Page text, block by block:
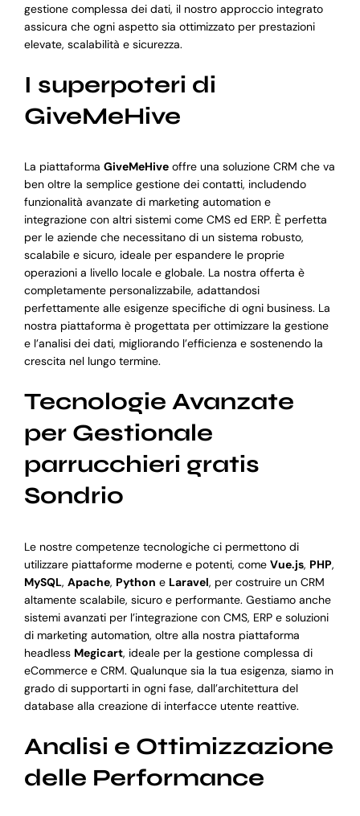
gestione complessa dei dati, il nostro approccio integrato
assicura che ogni aspetto sia ottimizzato per prestazioni
elevate, scalabilità e sicurezza.
I superpoteri di
GiveMeHive
La piattaforma GiveMeHiveoffre una soluzione CRM che va
ben oltre la semplice gestione dei contatti, includendo
funzionalità avanzate di marketing automation e
integrazione con altri sistemi come CMS ed ERP. È perfetta
per le aziende che necessitano di un sistema robusto,
scalabile e sicuro, ideale per espandere le proprie
operazioni a livello locale e globale. La nostra offerta è
completamente personalizzabile, adattandosi
perfettamente alle esigenze specifiche di ogni business. La
nostra piattaforma è progettata per ottimizzare la gestione
e l’analisi dei dati, migliorando l’efficienza e sostenendo la
crescita nel lungo termine.
Tecnologie Avanzate
per Gestionale
parrucchieri gratis
Sondrio
Le nostre competenze tecnologiche ci permettono di
utilizzare piattaforme moderne e potenti, come Vue.js, PHP,
MySQL, Apache, Python e Laravel, per costruire un CRM
altamente scalabile, sicuro e performante. Gestiamo anche
sistemi avanzati per l’integrazione con CMS, ERP e soluzioni
di marketing automation, oltre alla nostra piattaforma
headless Megicart, ideale per la gestione complessa di
eCommerce e CRM. Qualunque sia la tua esigenza, siamo in
grado di supportarti in ogni fase, dall’architettura del
database alla creazione di interfacce utente reattive.
Analisi e Ottimizzazione
delle Performance